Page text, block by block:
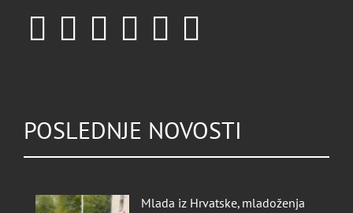
POSLEDNJE NOVOSTI
Mlada iz Hrvatske, mladoženja